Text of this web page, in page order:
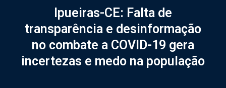
Ipueiras-CE: Falta de
transparência e desinformação
no combate a COVID-19 gera
incertezas e medo na população